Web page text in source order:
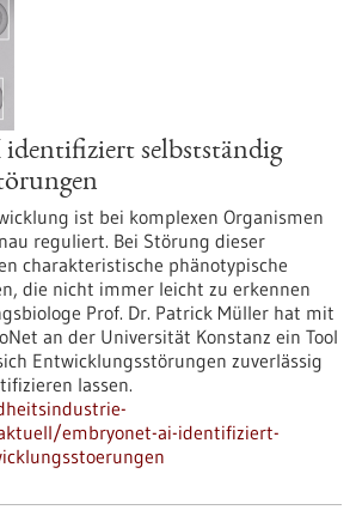
selbstständig
ist bei komplexen Organismen
reguliert. Bei Störung dieser
charakteristische phänotypische
die nicht immer leicht zu erkennen
Prof. Dr. Patrick Müller hat mit
an der Universität Konstanz ein Tool
Entwicklungsstörungen zuverlässig
lassen.
embryonet-ai-identifiziert-